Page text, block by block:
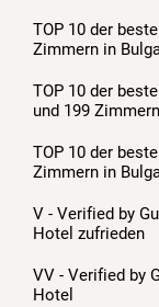
TOP 10 der
Zimmern in
TOP 10 der
und 199
TOP 10 der
Zimmern in
V - Verified by
Hotel zufrieden
VV - Verified by
Hotel